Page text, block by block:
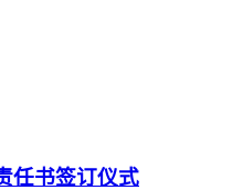
任书签订仪式